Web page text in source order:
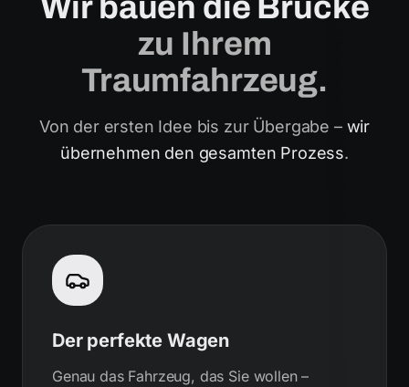
Wir bauen die Brücke
zu Ihrem
Traumfahrzeug.
Von der ersten Idee bis zur Übergabe – wir
übernehmen den gesamten Prozess.
Der perfekte Wagen
Genau das Fahrzeug, das Sie wollen –